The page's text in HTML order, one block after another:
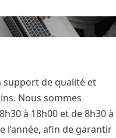
support de qualité et
Nous sommes
à 18h00 et de 8h30 à
l’année, afin de garantir